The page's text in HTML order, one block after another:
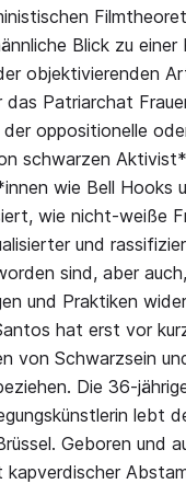
Blick zu einer
objektivierenden
das Patriarchat
oppositionelle
schwarzen
wie Bell Hooks
wie nicht-weiße
und
sind, aber
und Praktiken
hat erst vor
von Schwarzsein
Die 36-
lebt
Geboren und
kapverdischer